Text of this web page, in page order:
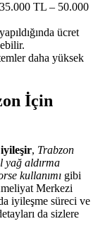
TL – 50.000
ücret
daha yüksek
İçin
, Trabzon
yağ aldırma
kullanımı gibi
Merkezi
iyileşme süreci ve
da sizlere